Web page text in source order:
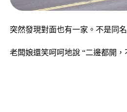
突然發現對面也有一家。不是同
老闆娘還笑呵呵地說 “二邊都開